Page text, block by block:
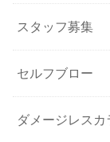
スタッフ募集
セルフブロー
ダメージレスカ